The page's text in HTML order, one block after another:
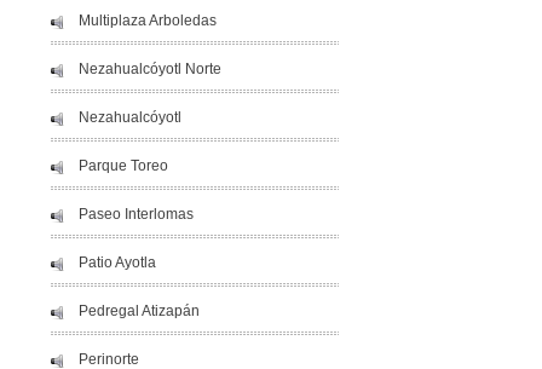
Multiplaza Arboledas
Nezahualcóyotl Norte
Nezahualcóyotl
Parque Toreo
Paseo Interlomas
Patio Ayotla
Pedregal Atizapán
Perinorte